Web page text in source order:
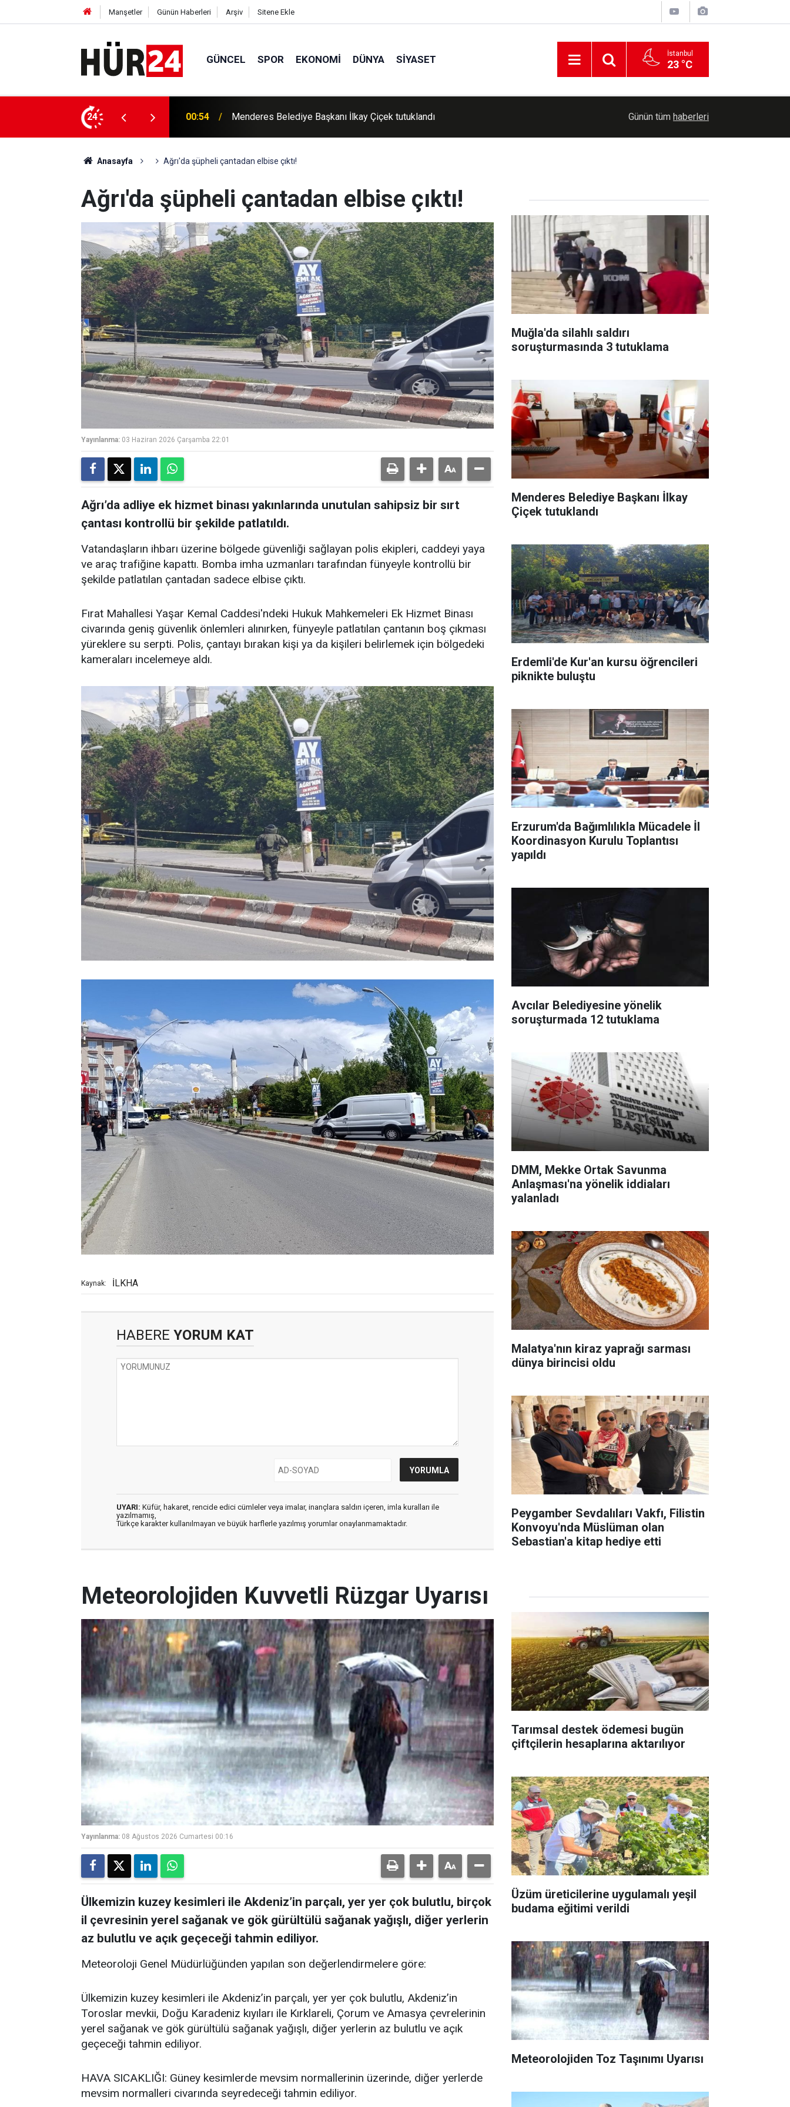
Manşetler Günün Haberleri Arşiv Sitene Ekle
GÜNCEL SPOR EKONOMI DÜNYA SIYASET İstanbul
23 °C
24 00:42 Erdemli'de Kur'an kursu öğrencileri piknikte buluştu Erzurum'da Bağımlılıkla Mücadele İl
Günün tüm haberleri
Anasayfa Ağrı'da şüpheli çantadan elbise çıktı!
Ağrı'da şüpheli çantadan elbise çıktı!
Yayınlanma: 03 Haziran 2026 Çarşamba 22:01
Ağrı’da adliye ek hizmet binası yakınlarında unutulan sahipsiz bir sırt
çantası kontrollü bir şekilde patlatıldı.
Vatandaşların ihbarı üzerine bölgede güvenliği sağlayan polis ekipleri, caddeyi yaya
ve araç trafiğine kapattı. Bomba imha uzmanları tarafından fünyeyle kontrollü bir
şekilde patlatılan çantadan sadece elbise çıktı.
Fırat Mahallesi Yaşar Kemal Caddesi'ndeki Hukuk Mahkemeleri Ek Hizmet Binası
civarında geniş güvenlik önlemleri alınırken, fünyeyle patlatılan çantanın boş çıkması
yüreklere su serpti. Polis, çantayı bırakan kişi ya da kişileri belirlemek için bölgedeki
kameraları incelemeye aldı.
Kaynak: İLKHA
HABERE YORUM KAT
UYARI: Küfür, hakaret, rencide edici cümleler veya imalar, inançlara saldırı içeren, imla kuralları ile
yazılmamış,
Türkçe karakter kullanılmayan ve büyük harflerle yazılmış yorumlar onaylanmamaktadır.
Muğla'da silahlı saldırı
soruşturmasında 3 tutuklama
Menderes Belediye Başkanı İlkay
Çiçek tutuklandı
Erdemli'de Kur'an kursu öğrencileri
piknikte buluştu
Erzurum'da Bağımlılıkla Mücadele İl
Koordinasyon Kurulu Toplantısı
yapıldı
Avcılar Belediyesine yönelik
soruşturmada 12 tutuklama
DMM, Mekke Ortak Savunma
Anlaşması'na yönelik iddiaları
yalanladı
Malatya'nın kiraz yaprağı sarması
dünya birincisi oldu
Peygamber Sevdalıları Vakfı, Filistin
Konvoyu'nda Müslüman olan
Sebastian'a kitap hediye etti
Meteorolojiden Kuvvetli Rüzgar Uyarısı
Yayınlanma: 08 Ağustos 2026 Cumartesi 00:16
Ülkemizin kuzey kesimleri ile Akdeniz’in parçalı, yer yer çok bulutlu, birçok
il çevresinin yerel sağanak ve gök gürültülü sağanak yağışlı, diğer yerlerin
az bulutlu ve açık geçeceği tahmin ediliyor.
Meteoroloji Genel Müdürlüğünden yapılan son değerlendirmelere göre:
Ülkemizin kuzey kesimleri ile Akdeniz’in parçalı, yer yer çok bulutlu, Akdeniz’in
Toroslar mevkii, Doğu Karadeniz kıyıları ile Kırklareli, Çorum ve Amasya çevrelerinin
yerel sağanak ve gök gürültülü sağanak yağışlı, diğer yerlerin az bulutlu ve açık
geçeceği tahmin ediliyor.
HAVA SICAKLIĞI: Güney kesimlerde mevsim normallerinin üzerinde, diğer yerlerde
mevsim normalleri civarında seyredeceği tahmin ediliyor.
Tarımsal destek ödemesi bugün
çiftçilerin hesaplarına aktarılıyor
Üzüm üreticilerine uygulamalı yeşil
budama eğitimi verildi
Meteorolojiden Toz Taşınımı Uyarısı